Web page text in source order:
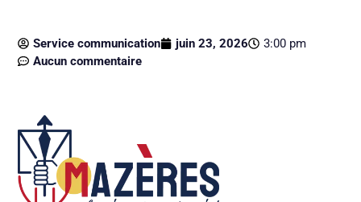
Service communication juin 23, 2026
3:00 pm
Aucun commentaire